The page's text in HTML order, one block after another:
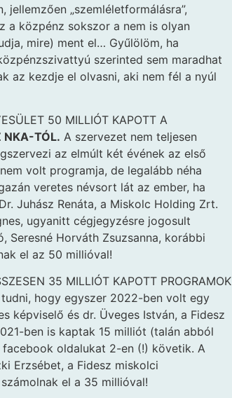
„szemléletformálásra”,
a közpénz sokszor a nem is olyan
mire) ment el… Gyűlölöm, ha
szerinted sem maradhat
az kezdje el olvasni, aki nem fél a nyúl
50 MILLIÓT KAPOTT A
NKA-TÓL. A szervezet nem teljesen
az elmúlt két évének az első
volt programja, de legalább néha
veretes névsort lát az ember, ha
Juhász Renáta, a Miskolc Holding Zrt.
ugyanitt cégjegyzésre jogosult
Seresné Horváth Zsuzsanna, korábbi
el az 50 millióval!
35 MILLIÓT KAPOTT PROGRAMOK
tudni, hogy egyszer 2022-ben volt egy
képviselő és dr. Üveges István, a Fidesz
ben is kaptak 15 milliót (talán abból
oldalukat 2-en (!) követik. A
Erzsébet, a Fidesz miskolci
el a 35 millióval!